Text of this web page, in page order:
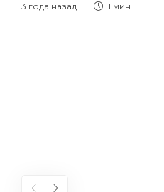
3 года назад 1 мин